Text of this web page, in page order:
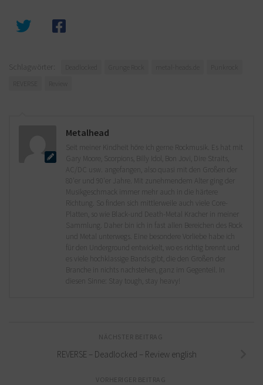
Schlagwörter:
Metalhead
Seit meiner Kindheit höre ich gerne Rockmusik. Es hat mit
Gary Moore, Scorpions, Billy Idol, Bon Jovi, Dire Straits,
AC/DC usw. angefangen, also quasi mit den Großen der
80'er und 90'er Jahre. Mit zunehmendem Alter ging der
Musikgeschmack immer mehr auch in die härtere
Richtung. So finden sich mittlerweile auch viele Core-
Platten, so wie Black-und Death-Metal Kracher in meiner
Sammlung. Daher bin ich in fast allen Bereichen des Rock
und Metal unterwegs. Eine besondere Vorliebe habe ich
für den Underground entwickelt, wo es richtig brennt und
es viele hochklassige Bands gibt, die den Großen der
Branche in nichts nachstehen, ganz im Gegenteil. In
diesen Sinne: Stay tough, stay heavy!
NÄCHSTER BEITRAG
REVERSE – Deadlocked – Review english
VORHERIGER BEITRAG